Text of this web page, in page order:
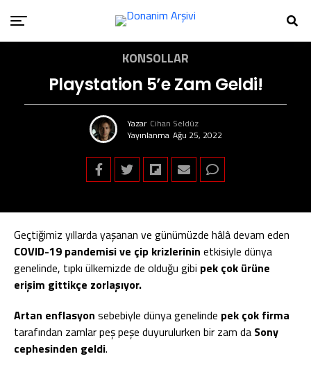
KONSOLLAR
Playstation 5’e Zam Geldi!
Yazar Cihan Seldüz
Yayınlanma Ağu 25, 2022
Geçtiğimiz yıllarda yaşanan ve günümüzde hâlâ devam eden
COVID-19 pandemisi ve çip krizlerinin etkisiyle dünya
genelinde, tıpkı ülkemizde de olduğu gibi pek çok ürüne
erişim gittikçe zorlaşıyor.
Artan enflasyon sebebiyle dünya genelinde pek çok firma
tarafından zamlar peş peşe duyurulurken bir zam da Sony
cephesinden geldi.